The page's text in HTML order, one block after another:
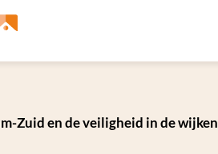
Zuid en de veiligheid in de wijken